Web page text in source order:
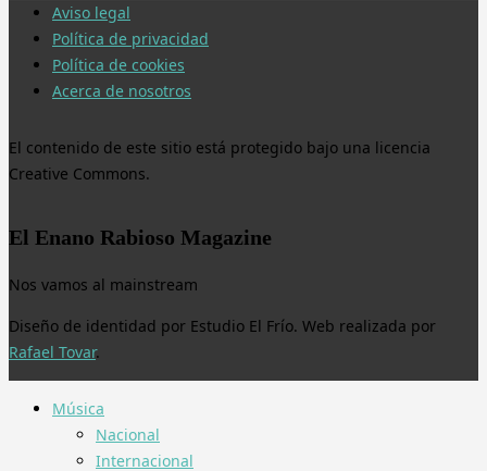
Aviso legal
Política de privacidad
Política de cookies
Acerca de nosotros
El contenido de este sitio está protegido bajo una licencia
Creative Commons.
El Enano Rabioso Magazine
Nos vamos al mainstream
Diseño de identidad por Estudio El Frío. Web realizada por
Rafael Tovar.
Música
Nacional
Internacional